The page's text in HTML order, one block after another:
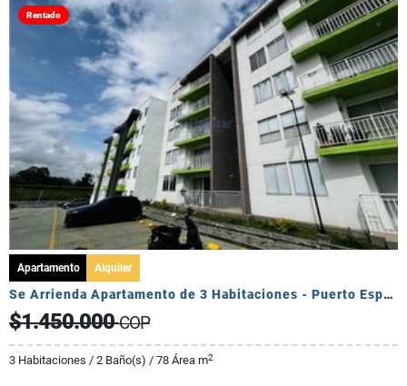
Rentado
Apartamento Alquiler
Se Arrienda Apartamento de 3 Habitaciones - Puerto Espejo
$1.450.000COP
3 Habitaciones / 2 Baño(s) / 78 Área m2